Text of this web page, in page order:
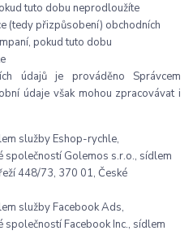
tuto dobu neprodloužíte
(tedy přizpůsobení) obchodních
pokud tuto dobu
údajů je prováděno Správcem
údaje však mohou zpracovávat i
služby Eshop-rychle,
společností Golemos s.r.o., sídlem
448/73, 370 01, České
služby Facebook Ads,
společností Facebook Inc., sídlem